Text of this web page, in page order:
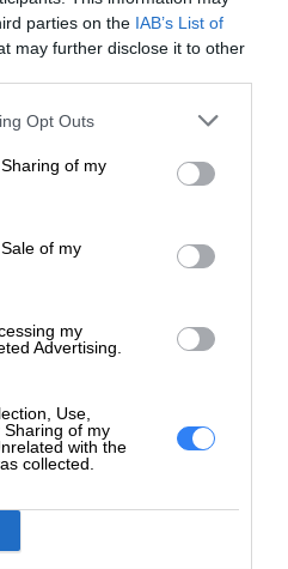
parties on the IAB’s List of
may further disclose it to other
Opt Outs
of my
of my
my
Advertising.
Use,
of my
with the
collected.
od 5-14 dni.
baterii prosimy o
z laptopami Dell:
N7 AL BTX
P MLK BTX
P MLK CTO 5530
P CFL CTO
P CFL R CTO